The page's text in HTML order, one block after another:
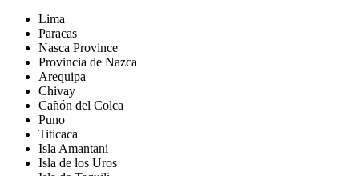
Lima
Paracas
Nasca Province
Provincia de Nazca
Arequipa
Chivay
Cañón del Colca
Puno
Titicaca
Isla Amantani
Isla de los Uros